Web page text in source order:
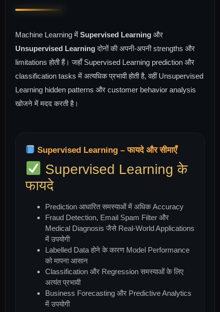
Machine Learning में Supervised Learning और
Unsupervised Learningदोनों की अपनी-अपनी strengths और
limitations होती हैं। जहाँ Supervised Learning prediction और
classification tasks में अत्यधिक प्रभावी होती है, वहीं Unsupervised
Learning hidden patterns और customer behavior analysis
खोजने में मदद करती है।
Supervised Learning – फायदे और सीमाएँ
Supervised Learning के
फायदे
Prediction आधारित समस्याओं में अधिक Accuracy
Fraud Detection, Email Spam Filter और
Medical Diagnosis जैसे Real-World Applications
में उपयोगी
Labelled Data होने के कारण Model Performance
को मापना आसान
Classification और Regression समस्याओं के लिए
अत्यंत प्रभावी
Business Forecasting और Predictive Analytics
में उपयोगी